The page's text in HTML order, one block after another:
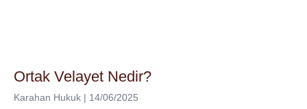
Ortak Velayet Nedir?
Karahan Hukuk 14/06/2025